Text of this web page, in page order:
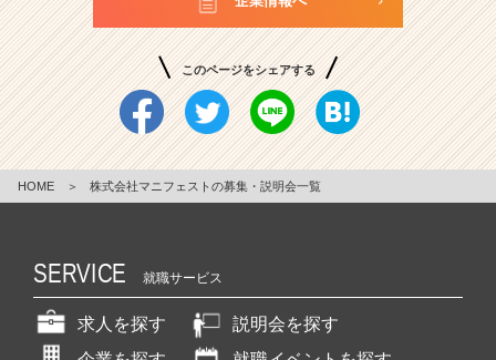
このページをシェアする
HOME ＞ 株式会社マニフェストの募集・説明会一覧
SERVICE 就職サービス
求人を探す
説明会を探す